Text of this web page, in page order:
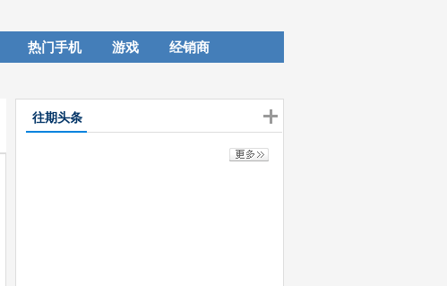
热门手机 游戏 经销商
往期头条